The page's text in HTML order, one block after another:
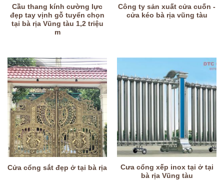
Cầu thang kính cường lực
đẹp tay vịnh gỗ tuyển chọn
tại bà rịa Vũng tàu 1,2 triệu
m
Công ty sản xuất cửa cuốn -
cửa kéo bà rịa vũng tàu
Cửa cổng sắt đẹp ở tại bà rịa
Cưa cổng xếp inox tại ở tại
bà rịa Vũng tàu